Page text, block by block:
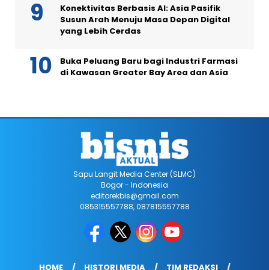
Konektivitas Berbasis AI: Asia Pasifik
Susun Arah Menuju Masa Depan Digital
yang Lebih Cerdas
Buka Peluang Baru bagi Industri Farmasi
di Kawasan Greater Bay Area dan Asia
Sapu Langit Media Center (SLMC)
Bogor - Indonesia
editorekbis@gmail.com
085315557788, 087815557788
HOME HISTORI MEDIA TIM REDAKSI